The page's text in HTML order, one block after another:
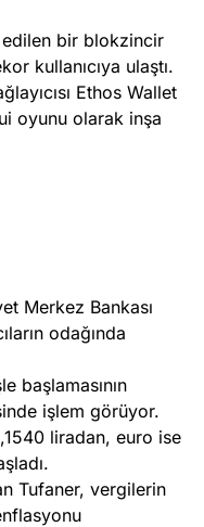
bir blokzincir
kullanıcıya ulaştı.
Ethos Wallet
oyunu olarak inşa
Merkez Bankası
odağında
başlamasının
işlem görüyor.
liradan, euro ise
Tufaner, vergilerin